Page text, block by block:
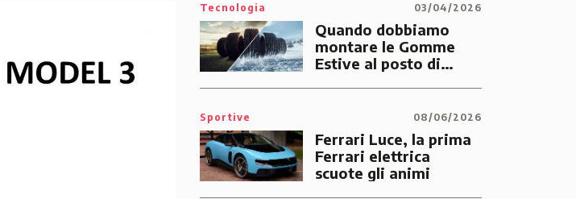
Tecnologia 03/04/2026
Quando dobbiamo
montare le Gomme
Estive al posto di
Sportive 08/06/2026
Ferrari Luce, la prima
Ferrari elettrica
scuote gli animi